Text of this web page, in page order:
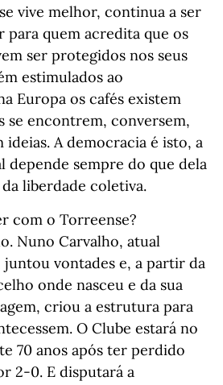
vive melhor, continua a ser
para quem acredita que os
ser protegidos nos seus
estimulados ao
Europa os cafés existem
se encontrem, conversem,
A democracia é isto, a
depende sempre do que dela
liberdade coletiva.
com o Torreense?
Nuno Carvalho, atual
juntou vontades e, a partir da
onde nasceu e da sua
criou a estrutura para
O Clube estará no
70 anos após ter perdido
2-0. E disputará a